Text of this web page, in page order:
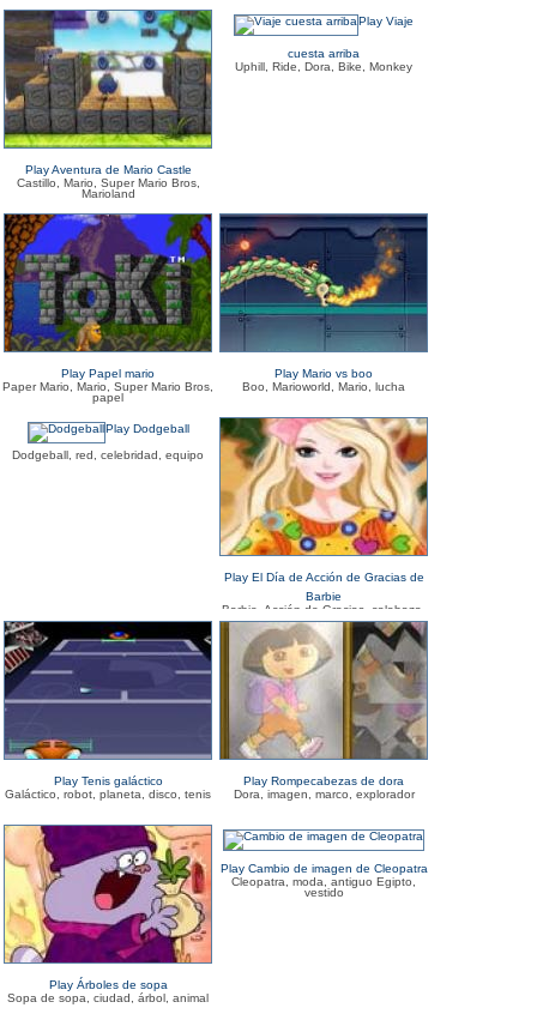
Play Aventura de Mario Castle
Castillo, Mario, Super Mario Bros,
Marioland
Play Viaje
cuesta arriba
Uphill, Ride, Dora, Bike, Monkey
Play Papel mario
Paper Mario, Mario, Super Mario Bros,
papel
Play Mario vs boo
Boo, Marioworld, Mario, lucha
Play Dodgeball
Dodgeball, red, celebridad, equipo
Play El Día de Acción de Gracias de
Barbie
Barbie, Acción de Gracias, calabaza,
zapato, calcetín
Play Tenis galáctico
Galáctico, robot, planeta, disco, tenis
Play Rompecabezas de dora
Dora, imagen, marco, explorador
Play Árboles de sopa
Sopa de sopa, ciudad, árbol, animal
Play Cambio de imagen de Cleopatra
Cleopatra, moda, antiguo Egipto,
vestido